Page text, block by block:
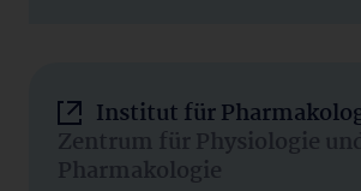
Institut für
Zentrum für Physiologie
Pharmakologie